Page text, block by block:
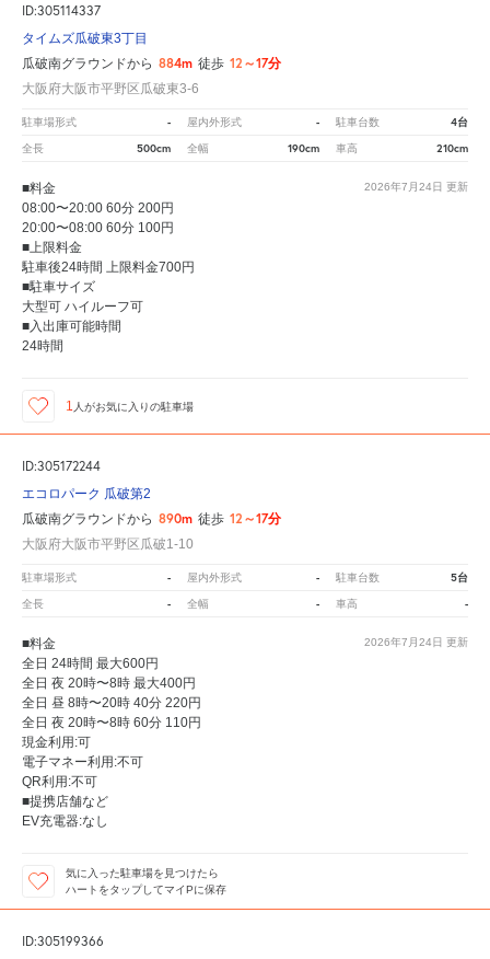
ID:305114337
タイムズ瓜破東3丁目
瓜破南グラウンドから 884m 徒歩 12～17分
大阪府大阪市平野区瓜破東3-6
駐車場形式 - 屋内外形式 - 駐車台数 4台
全長 500cm 全幅 190cm 車高 210cm
2026年7月24日 更新
■料金
08:00〜20:00 60分 200円
20:00〜08:00 60分 100円
■上限料金
駐車後24時間 上限料金700円
■駐車サイズ
大型可 ハイルーフ可
■入出庫可能時間
24時間
1 人がお気に入りの駐車場
ID:305172244
エコロパーク 瓜破第2
瓜破南グラウンドから 890m 徒歩 12～17分
大阪府大阪市平野区瓜破1-10
駐車場形式 - 屋内外形式 - 駐車台数 5台
全長 - 全幅 - 車高 -
2026年7月24日 更新
■料金
全日 24時間 最大600円
全日 夜 20時〜8時 最大400円
全日 昼 8時〜20時 40分 220円
全日 夜 20時〜8時 60分 110円
現金利用:可
電子マネー利用:不可
QR利用:不可
■提携店舗など
EV充電器:なし
気に入った駐車場を見つけたら
ハートをタップしてマイPに保存
ID:305199366